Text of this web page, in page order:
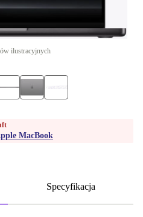
ilustracyjnych
MacBook
Specyfikacja